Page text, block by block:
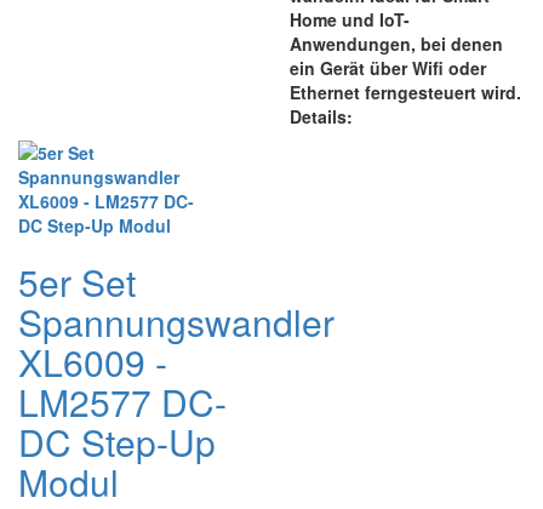
Home und IoT-
Anwendungen, bei denen
ein Gerät über Wifi oder
Ethernet ferngesteuert wird.
Details:
5er Set
Spannungswandler
XL6009 -
LM2577 DC-
DC Step-Up
Modul